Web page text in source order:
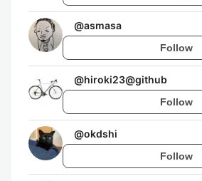
@asmasa
Follow
@hiroki23@github
Follow
@okdshi
Follow